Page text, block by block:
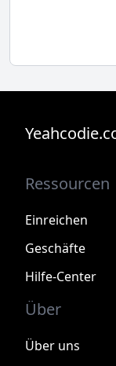
Ressourcen
Einreichen
Geschäfte
Hilfe-Center
Über
Über uns